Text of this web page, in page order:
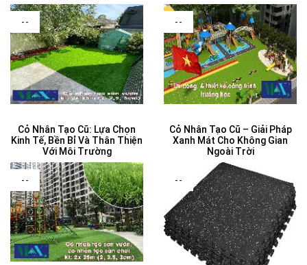
--
Cỏ Nhân Tạo Cũ: Lựa Chọn
Kinh Tế, Bền Bỉ Và Thân Thiện
Với Môi Trường
--
Cỏ Nhân Tạo Cũ – Giải Pháp
Xanh Mát Cho Không Gian
Ngoài Trời
-- --